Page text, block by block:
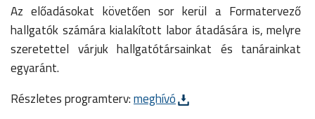
Az előadásokat követően sor kerül a Formatervező
hallgatók számára kialakított labor átadására is, melyre
szeretettel várjuk hallgatótársainkat és tanárainkat
egyaránt.
Részletes programterv:meghívó